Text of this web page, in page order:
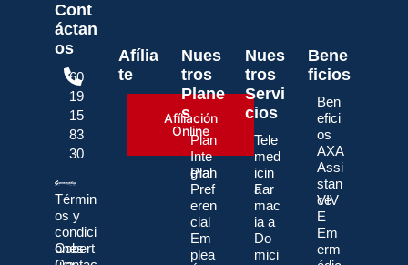
Cont
áctan
os
60
19
15
83
30
Términ
os y
condici
ones
Cobert
Afília
te
Afíliación
Online
Nues
tros
Plane
s
Plan
Inte
gral
Plan
Pref
eren
cial
Em
plea
Nues
tros
Servi
cios
Tele
med
icin
a
Far
mac
ia a
Do
mici
Bene
ficios
Ben
efici
os
AXA
Assi
stan
ce
VIV
E
Em
erm